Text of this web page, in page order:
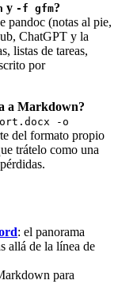
y -f gfm?
pandoc (notas al pie,
ChatGPT y la
listas de tareas,
por
a Markdown?
-o
del formato propio
trátelo como una
: el panorama
allá de la línea de
para